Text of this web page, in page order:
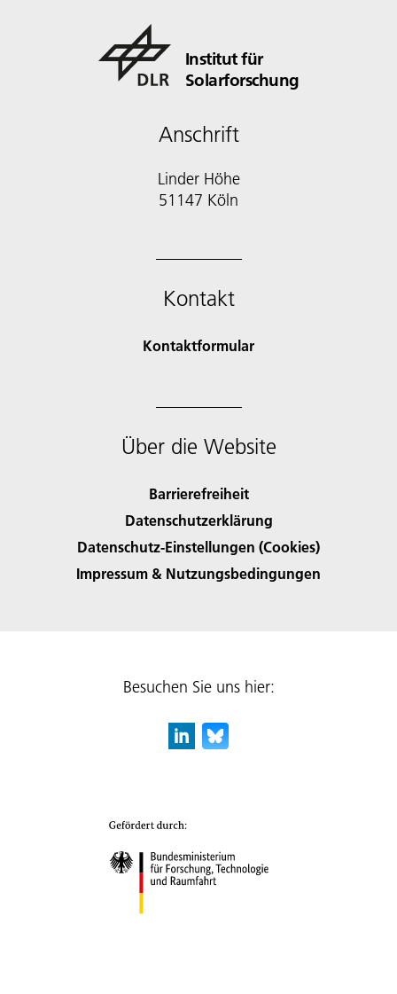
Institut für
Solarforschung
Anschrift
Linder Höhe
51147 Köln
Kontakt
Kontaktformular
Über die Website
Barrierefreiheit
Datenschutzerklärung
Datenschutz-Einstellungen (Cookies)
Impressum & Nutzungsbedingungen
Besuchen Sie uns hier: